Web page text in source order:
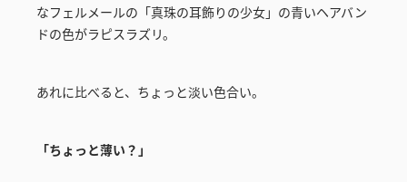
なフェルメールの「真珠の耳飾りの少女」の青いヘアバン
ドの色がラピスラズリ。
あれに比べると、ちょっと淡い色合い。
「ちょっと薄い？」